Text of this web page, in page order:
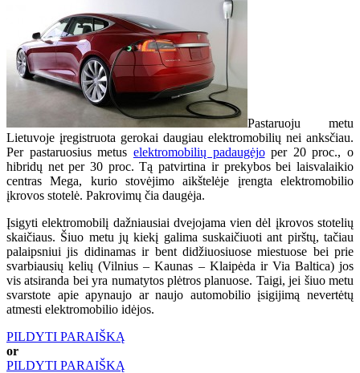
Pastaruoju metu
Lietuvoje įregistruota gerokai daugiau elektromobilių nei anksčiau.
Per pastaruosius metus elektromobilių padaugėjoper 20 proc., o
hibridų net per 30 proc. Tą patvirtina ir prekybos bei laisvalaikio
centras Mega, kurio stovėjimo aikštelėje įrengta elektromobilio
įkrovos stotelė. Pakrovimų čia daugėja.
Įsigyti elektromobilį dažniausiai dvejojama vien dėl įkrovos stotelių
skaičiaus. Šiuo metu jų kiekį galima suskaičiuoti ant pirštų, tačiau
palaipsniui jis didinamas ir bent didžiuosiuose miestuose bei prie
svarbiausių kelių (Vilnius – Kaunas – Klaipėda ir Via Baltica) jos
vis atsiranda bei yra numatytos plėtros planuose. Taigi, jei šiuo metu
svarstote apie apynaujo ar naujo automobilio įsigijimą nevertėtų
atmesti elektromobilio idėjos.
PILDYTI PARAIŠKĄ
or
PILDYTI PARAIŠKĄ